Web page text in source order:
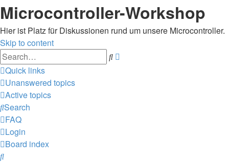
Microcontroller-Workshop
Hier ist Platz für Diskussionen rund um unsere Microcontroller.
Skip to content
Search
Quick links
Unanswered topics
Active topics
Search
FAQ
Login
Board index
Search